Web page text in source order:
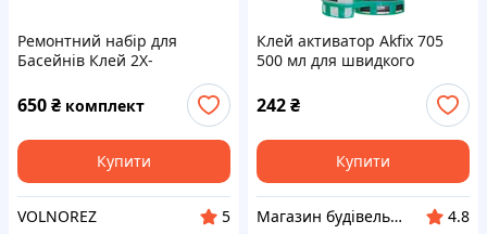
Ремонтний набір для
Басейнів Клей 2Х-
компонентний 250мл + ПВХ
тканина 50*100 см.
650₴ комплект
Купити
VOLNOREZ
5
Клей активатор Akfix 705
500 мл для швидкого
пластику гуми пластику
242₴
Купити
Магазин будівельних матеріалів "БУДУЄМО РАЗОМ"
4.8